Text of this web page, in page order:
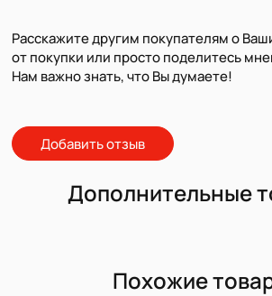
Расскажите другим покупателям о
от покупки или просто поделитесь
Нам важно знать, что Вы думаете!
Добавить отзыв
Дополнительные
Похожие